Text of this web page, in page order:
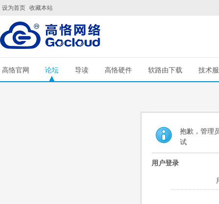
设为首页 收藏本站
高恪官网 论坛 导读 高恪硬件 软路由下载 技术
抱歉，管理
试
用户登录